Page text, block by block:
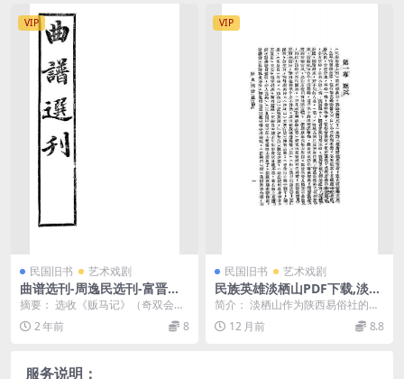
VIP
民国旧书 艺术戏剧
曲谱选刊-周逸民选刊-富晋书
社
摘要： 选收《贩马记》（奇双会）
中的4出：“李奇哭监”、“赵宠写
状”、“桂枝覆告...
2 年前 8
VIP
民国旧书 艺术戏剧
民族英雄淡栖山PDF下载,淡栖
山剧作集,陕西易俗社剧本
简介： 淡栖山作为陕西易俗社的重
要剧作家，其作品《民族英雄》以
明末抗倭英雄为原型...
12 月前 8.8
服务说明：